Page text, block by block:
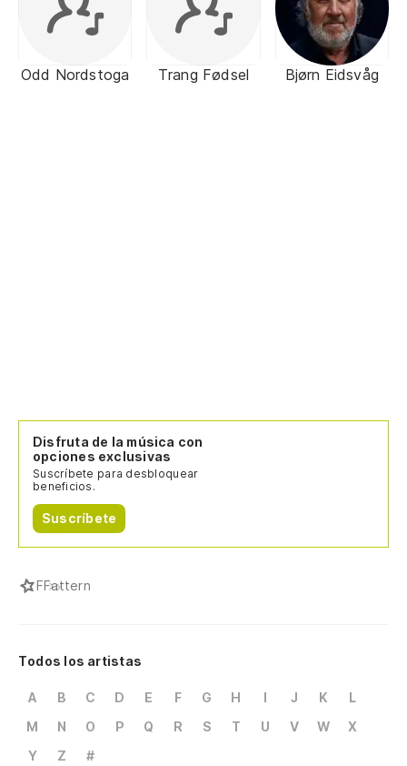
Odd Nordstoga Trang Fødsel Bjørn Eidsvåg
Disfruta de la música con
opciones exclusivas
Suscríbete para desbloquear
beneficios.
Suscríbete
FFattern
Todos los artistas
A B C D E F G H I J K
L
M
N O P Q R S T U V W
X
Y
Z #